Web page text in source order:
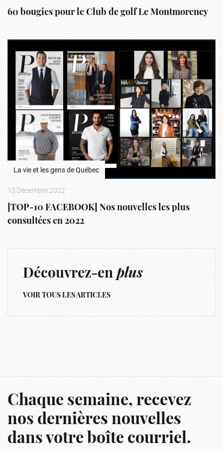
60 bougies pour le Club de golf Le Montmorency
La vie et les gens de Québec
15 Décembre 2022
[TOP-10 FACEBOOK] Nos nouvelles les plus
consultées en 2022
Découvrez-enplus
VOIR TOUS LES ARTICLES
Chaque semaine, recevez
nos dernières nouvelles
dans votre boîte courriel.